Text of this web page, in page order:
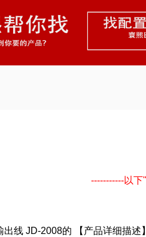
-----------以
出线 JD-2008的 【产品详细描